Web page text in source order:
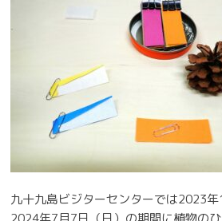
九十九島ビジターセンターでは2023年